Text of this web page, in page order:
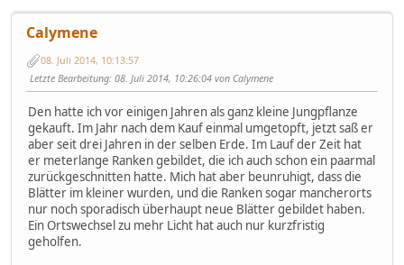
Calymene
08. Juli 2014, 10:13:57
Letzte Bearbeitung: 08. Juli 2014, 10:26:04 von Calymene
Den hatte ich vor einigen Jahren als ganz kleine Jungpflanze
gekauft. Im Jahr nach dem Kauf einmal umgetopft, jetzt saß er
aber seit drei Jahren in der selben Erde. Im Lauf der Zeit hat
er meterlange Ranken gebildet, die ich auch schon ein paarmal
zurückgeschnitten hatte. Mich hat aber beunruhigt, dass die
Blätter im kleiner wurden, und die Ranken sogar mancherorts
nur noch sporadisch überhaupt neue Blätter gebildet haben.
Ein Ortswechsel zu mehr Licht hat auch nur kurzfristig
geholfen.